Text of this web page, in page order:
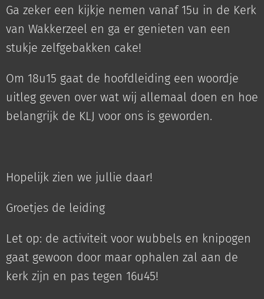
Ga zeker een kijkje nemen vanaf 15u in de Kerk
van Wakkerzeel en ga er genieten van een
stukje zelfgebakken cake!
Om 18u15 gaat de hoofdleiding een woordje
uitleg geven over wat wij allemaal doen en hoe
belangrijk de KLJ voor ons is geworden.
Hopelijk zien we jullie daar!
Groetjes de leiding
Let op: de activiteit voor wubbels en knipogen
gaat gewoon door maar ophalen zal aan de
kerk zijn en pas tegen 16u45!